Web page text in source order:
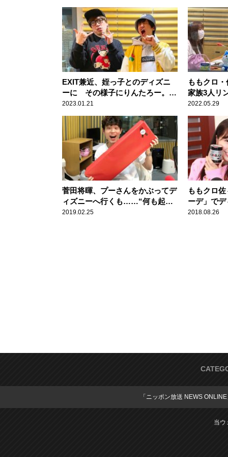
EXIT兼近、姪っ子とのディズニ
ーに その様子にりんたろー。
「やっぱ兼近家の一族なんだな
～」
2023.01.21
ももクロ
家族3人リ
しました」
2022.05.29
菅田将暉、プーさんをかぶってデ
ィズニーへ行くも……“何も起こ
らず”落胆
2019.02.25
ももクロ
ーデ」で
しエピソー
2018.08.26
「ニッポン放送 NEWS
当ウ